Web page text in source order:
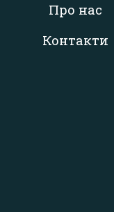
Про нас
Контакти